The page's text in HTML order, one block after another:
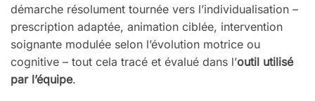
démarche résolument tournée vers l’individualisation –
prescription adaptée, animation ciblée, intervention
soignante modulée selon l’évolution motrice ou
cognitive – tout cela tracé et évalué dans l’outil utilisé
par l’équipe.